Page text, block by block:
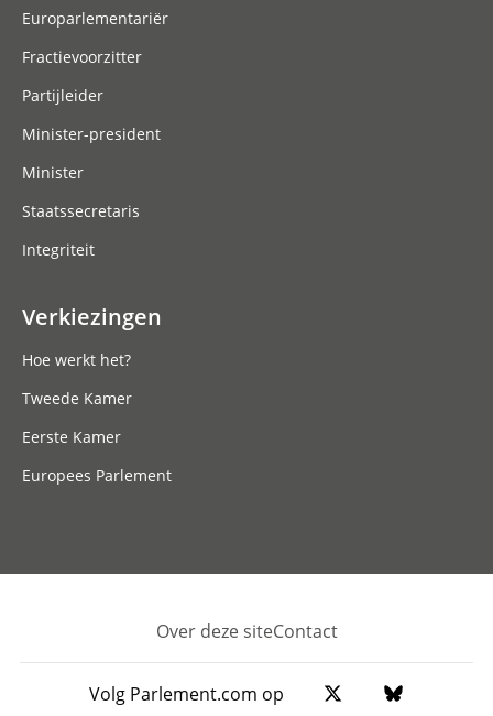
Europarlementariër
Fractievoorzitter
Partijleider
Minister-president
Minister
Staatssecretaris
Integriteit
Verkiezingen
Hoe werkt het?
Tweede Kamer
Eerste Kamer
Europees Parlement
Footer
Over deze siteContact
Volg Parlement.com op